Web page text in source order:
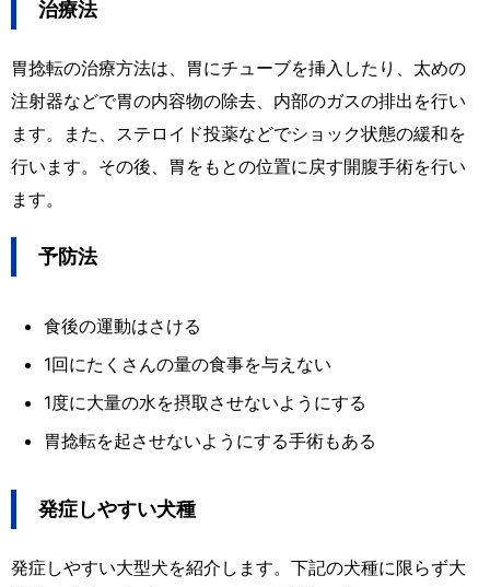
治療法
胃捻転の治療方法は、胃にチューブを挿入したり、太めの
注射器などで胃の内容物の除去、内部のガスの排出を行い
ます。また、ステロイド投薬などでショック状態の緩和を
行います。その後、胃をもとの位置に戻す開腹手術を行い
ます。
予防法
食後の運動はさける
1回にたくさんの量の食事を与えない
1度に大量の水を摂取させないようにする
胃捻転を起させないようにする手術もある
発症しやすい犬種
発症しやすい大型犬を紹介します。下記の犬種に限らず大